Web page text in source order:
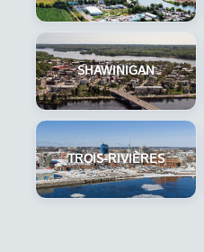
SHAWINIGAN
TROIS-RIVIÈRES